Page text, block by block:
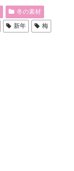
冬の素材
新年
梅